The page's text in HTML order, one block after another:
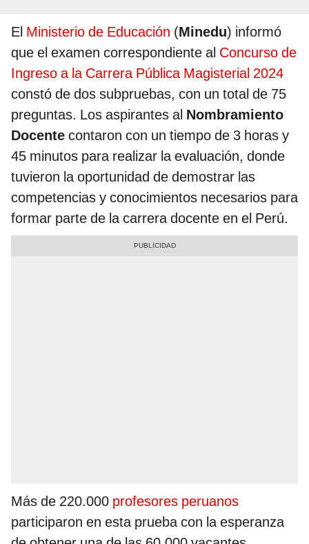
El Ministerio de Educación (Minedu) informó
que el examen correspondiente al Concurso de
Ingreso a la Carrera Pública Magisterial 2024
constó de dos subpruebas, con un total de 75
preguntas. Los aspirantes al Nombramiento
Docente contaron con un tiempo de 3 horas y
45 minutos para realizar la evaluación, donde
tuvieron la oportunidad de demostrar las
competencias y conocimientos necesarios para
formar parte de la carrera docente en el Perú.
Más de 220.000 profesores peruanos
participaron en esta prueba con la esperanza